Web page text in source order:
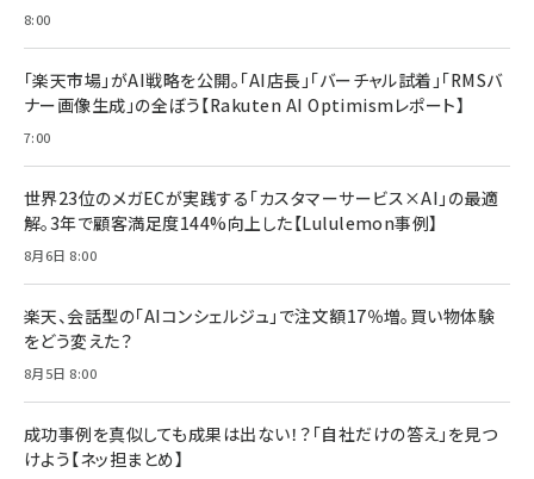
8:00
「楽天市場」がAI戦略を公開。「AI店長」「バーチャル試着」「RMSバ
ナー画像生成」の全ぼう【Rakuten AI Optimismレポート】
7:00
世界23位のメガECが実践する「カスタマーサービス×AI」の最適
解。3年で顧客満足度144%向上した【Lululemon事例】
8月6日 8:00
楽天、会話型の「AIコンシェルジュ」で注文額17％増。買い物体験
をどう変えた？
8月5日 8:00
成功事例を真似しても成果は出ない！？「自社だけの答え」を見つ
けよう【ネッ担まとめ】